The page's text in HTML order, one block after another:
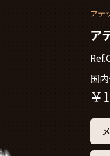
アテ
ア
国
￥